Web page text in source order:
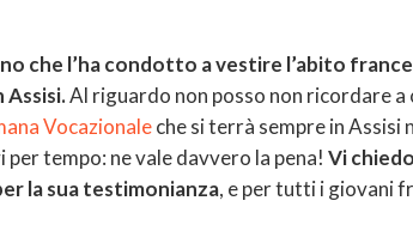
che l’ha condotto a vestire l’abito
Al riguardo non posso non ricordare a
Vocazionaleche si terrà sempre in Assisi
tempo: ne vale davvero la pena! Vi
la sua testimonianza, e per tutti i giovani